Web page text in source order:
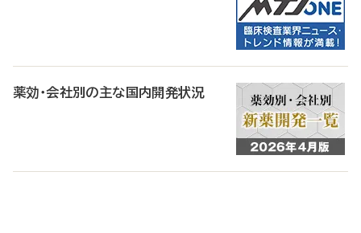
薬効・会社別の主な国内開発状況